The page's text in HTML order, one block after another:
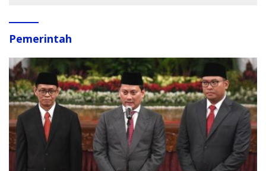
Pemerintah